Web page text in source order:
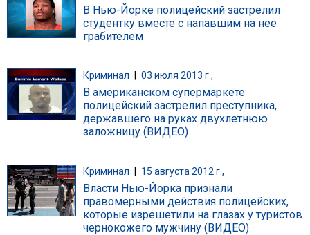
В Нью-Йорке полицейский застрелил
студентку вместе с напавшим на нее
грабителем
Криминал 03 июля 2013 г.,
В американском супермаркете
полицейский застрелил преступника,
державшего на руках двухлетнюю
заложницу (ВИДЕО)
Криминал | 15 августа 2012 г.,
Власти Нью-Йорка признали
правомерными действия полицейских,
которые изрешетили на глазах у туристов
чернокожего мужчину (ВИДЕО)